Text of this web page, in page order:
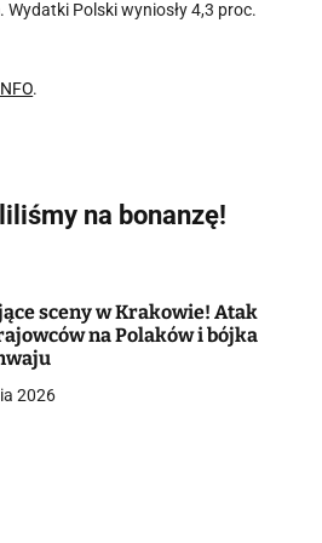
Polski wyniosły 4,3 proc.
.
na bonanzę!
sceny w Krakowie! Atak
na Polaków i bójka
2026